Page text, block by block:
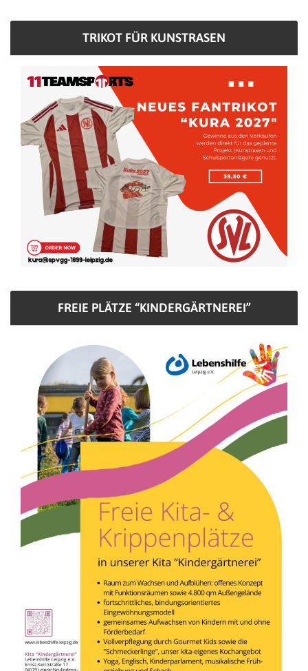
TRIKOT FÜR KUNSTRASEN
FREIE PLÄTZE “KINDERGÄRTNEREI”